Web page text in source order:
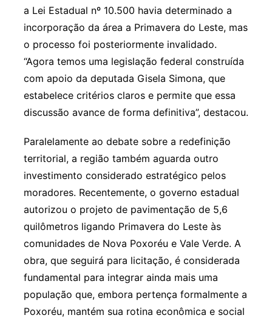
a Lei Estadual nº 10.500 havia determinado a
incorporação da área a Primavera do Leste, mas
o processo foi posteriormente invalidado.
“Agora temos uma legislação federal construída
com apoio da deputada Gisela Simona, que
estabelece critérios claros e permite que essa
discussão avance de forma definitiva”, destacou.
Paralelamente ao debate sobre a redefinição
territorial, a região também aguarda outro
investimento considerado estratégico pelos
moradores. Recentemente, o governo estadual
autorizou o projeto de pavimentação de 5,6
quilômetros ligando Primavera do Leste às
comunidades de Nova Poxoréu e Vale Verde. A
obra, que seguirá para licitação, é considerada
fundamental para integrar ainda mais uma
população que, embora pertença formalmente a
Poxoréu, mantém sua rotina econômica e social